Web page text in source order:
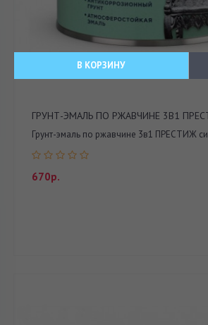
В КОРЗИНУ
ГРУНТ-ЭМАЛЬ ПО РЖАВЧИНЕ 3В1
Грунт-эмаль по ржавчине 3в1 ПРЕСТИЖ
670р.